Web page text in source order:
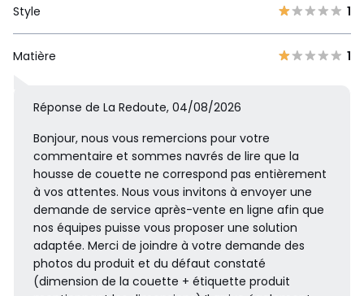
Style 1
Matière 1
Réponse de La Redoute, 04/08/2026
Bonjour, nous vous remercions pour votre
commentaire et sommes navrés de lire que la
housse de couette ne correspond pas entièrement
à vos attentes. Nous vous invitons à envoyer une
demande de service après-vente en ligne afin que
nos équipes puisse vous proposer une solution
adaptée. Merci de joindre à votre demande des
photos du produit et du défaut constaté
(dimension de la couette + étiquette produit